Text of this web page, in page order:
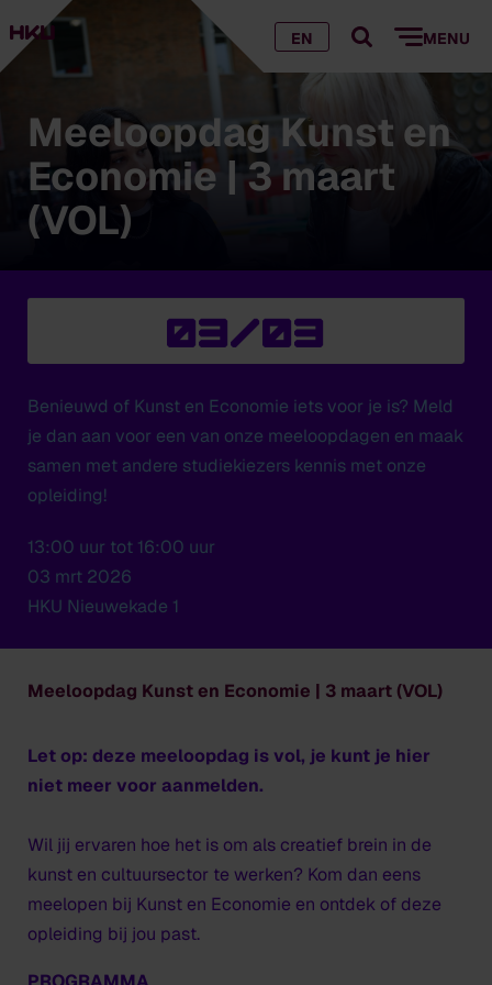
EN MENU
Meeloopdag Kunst en
Economie | 3 maart
(VOL)
03/03
Benieuwd of Kunst en Economie iets voor je is? Meld
je dan aan voor een van onze meeloopdagen en maak
samen met andere studiekiezers kennis met onze
opleiding!
13:00 uur tot 16:00 uur
03 mrt 2026
HKU Nieuwekade 1
Meeloopdag Kunst en Economie | 3 maart (VOL)
Let op: deze meeloopdag is vol, je kunt je hier
niet meer voor aanmelden.
Wil jij ervaren hoe het is om als creatief brein in de
kunst en cultuursector te werken? Kom dan eens
meelopen bij Kunst en Economie en ontdek of deze
opleiding bij jou past.